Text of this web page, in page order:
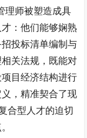
理师被塑造成具
：他们能够娴熟
投标清单编制与
关法规，既能对
目经济结构进行
，精准契合了现
合型人才的迫切